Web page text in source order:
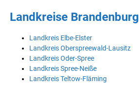
Landkreise Brandenburg
Landkreis Elbe-Elster
Landkreis Oberspreewald-Lausitz
Landkreis Oder-Spree
Landkreis Spree-Neiße
Landkreis Teltow-Fläming